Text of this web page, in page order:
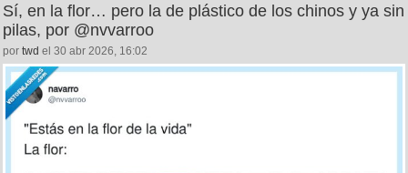
Sí, en la flor… pero la de plástico de los chinos y ya sin
pilas, por @nvvarroo
por twd el 30 abr 2026, 16:02